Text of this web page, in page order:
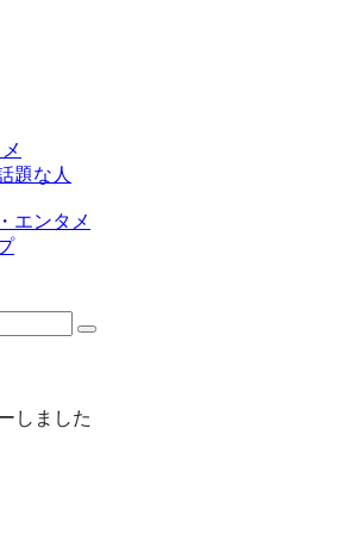
題な人
エンタメ
しました